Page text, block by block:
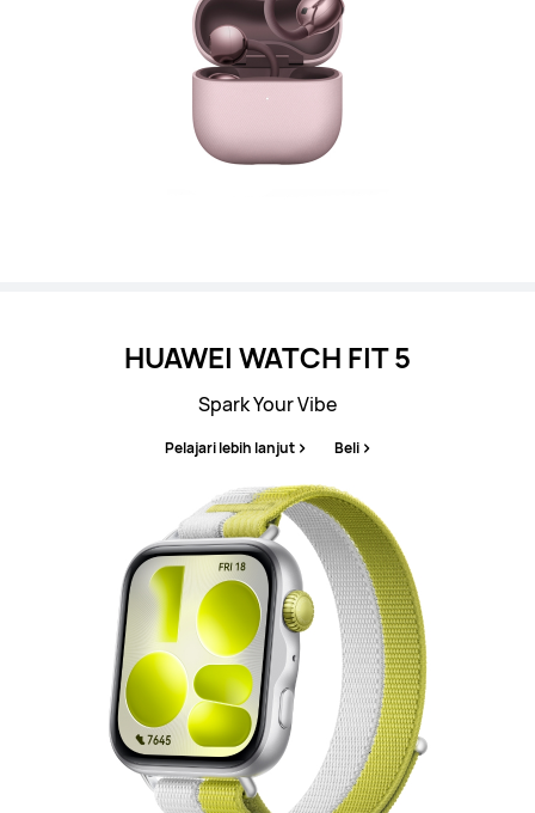
HUAWEI WATCH FIT 5
Spark Your Vibe
Pelajari lebih lanjut Beli